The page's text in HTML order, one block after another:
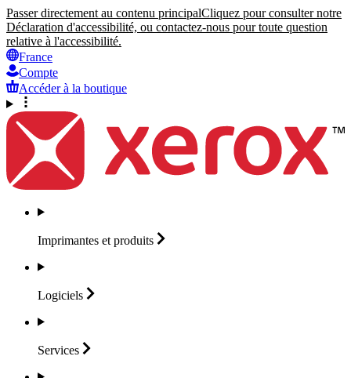
Passer directement au contenu principalCliquez pour consulter notre
Déclaration d'accessibilité, ou contactez-nous pour toute question
relative à l'accessibilité.
France
Compte
Accéder à la boutique
Imprimantes et produits
Logiciels
Services